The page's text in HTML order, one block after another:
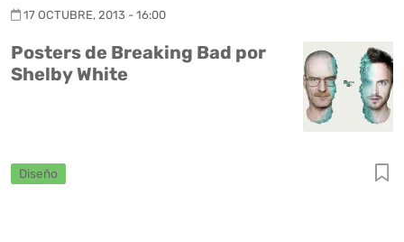
17 OCTUBRE, 2013 - 16:00
Posters de Breaking Bad por
Shelby White
Diseño